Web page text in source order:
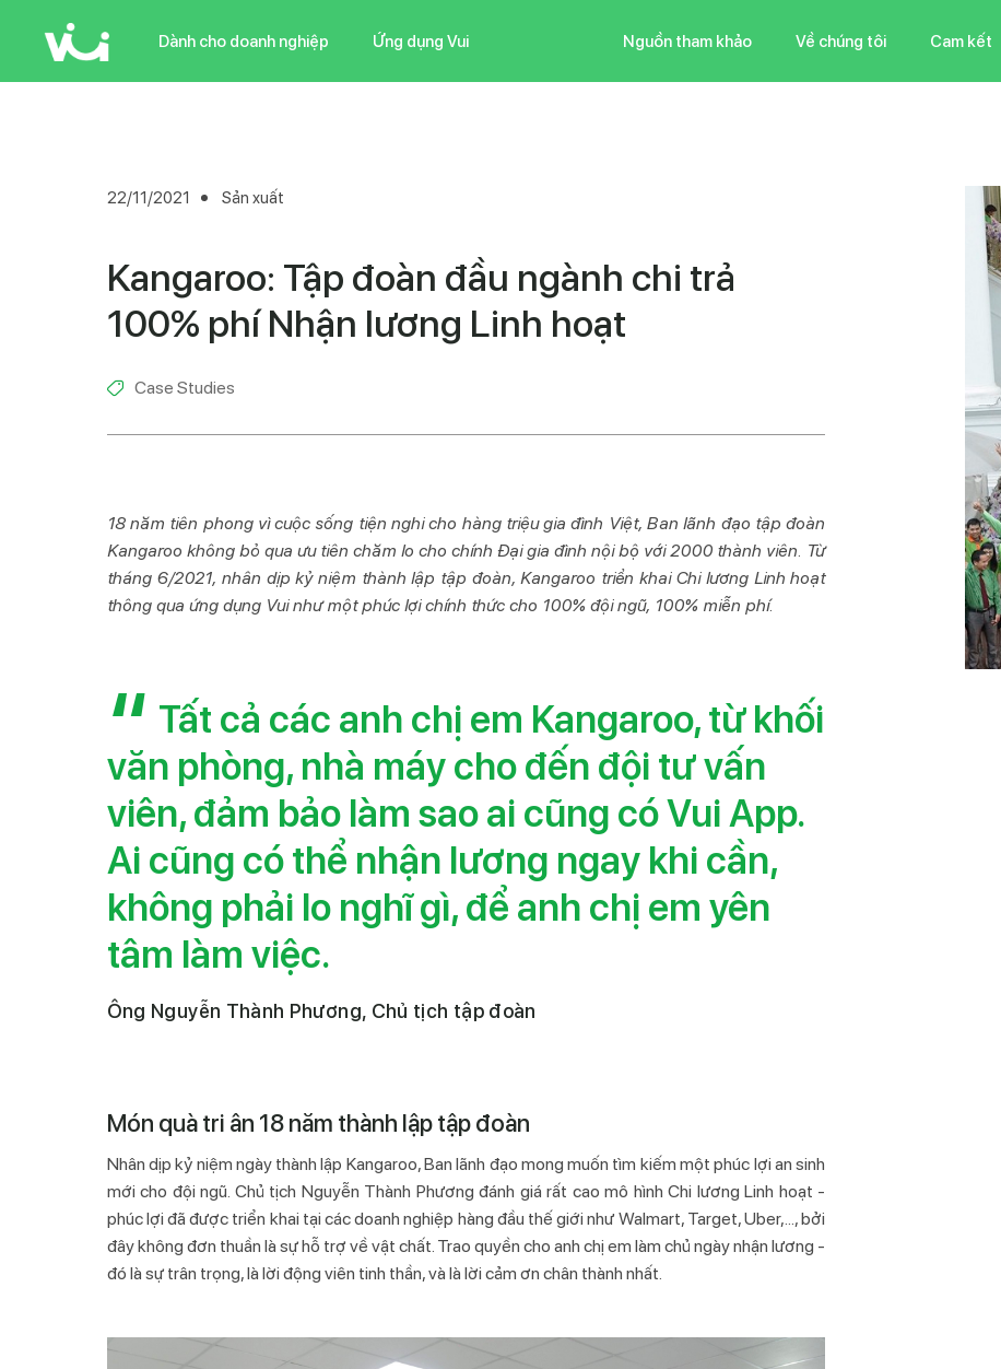
Dành cho doanh nghiệp Ứng dụng Vui Nguồn tham khảo Về chúng tôi Cam kết
22/11/2021 Sản xuất
Kangaroo: Tập đoàn đầu ngành chi trả
100% phí Nhận lương Linh hoạt
Case Studies
18 năm tiên phong vì cuộc sống tiện nghi cho hàng triệu gia đình Việt, Ban lãnh đạo tập đoàn
Kangaroo không bỏ qua ưu tiên chăm lo cho chính Đại gia đình nội bộ với 2000 thành viên. Từ
tháng 6/2021, nhân dịp kỷ niệm thành lập tập đoàn, Kangaroo triển khai Chi lương Linh hoạt
thông qua ứng dụng Vui như một phúc lợi chính thức cho 100% đội ngũ, 100% miễn phí.
Tất cả các anh chị em Kangaroo, từ khối
văn phòng, nhà máy cho đến đội tư vấn
viên, đảm bảo làm sao ai cũng có Vui App.
Ai cũng có thể nhận lương ngay khi cần,
không phải lo nghĩ gì, để anh chị em yên
tâm làm việc.
Ông Nguyễn Thành Phương, Chủ tịch tập đoàn
Món quà tri ân 18 năm thành lập tập đoàn
Nhân dịp kỷ niệm ngày thành lập Kangaroo, Ban lãnh đạo mong muốn tìm kiếm một phúc lợi an sinh
mới cho đội ngũ. Chủ tịch Nguyễn Thành Phương đánh giá rất cao mô hình Chi lương Linh hoạt -
phúc lợi đã được triển khai tại các doanh nghiệp hàng đầu thế giới như Walmart, Target, Uber,..., bởi
đây không đơn thuần là sự hỗ trợ về vật chất. Trao quyền cho anh chị em làm chủ ngày nhận lương -
đó là sự trân trọng, là lời động viên tinh thần, và là lời cảm ơn chân thành nhất.